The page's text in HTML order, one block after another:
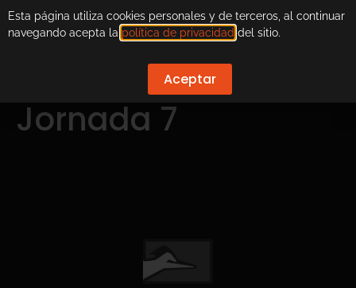
Jornada 7
Esta página utiliza cookies personales y de terceros, al continuar
navegando acepta la política de privacidad del sitio.
Aceptar